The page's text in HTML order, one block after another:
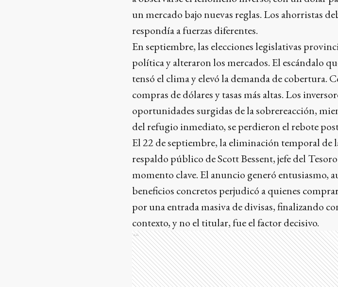
un mercado bajo nuevas reglas. Los ahorristas
respondía a fuerzas diferentes.
En septiembre, las elecciones legislativas
política y alteraron los mercados. El escándalo
tensó el clima y elevó la demanda de cobertura.
compras de dólares y tasas más altas. Los
oportunidades surgidas de la sobrereacción,
del refugio inmediato, se perdieron el rebote
El 22 de septiembre, la eliminación temporal de
respaldo público de Scott Bessent, jefe del
momento clave. El anuncio generó entusiasmo,
beneficios concretos perjudicó a quienes
por una entrada masiva de divisas, finalizando
contexto, y no el titular, fue el factor decisivo.
Ads